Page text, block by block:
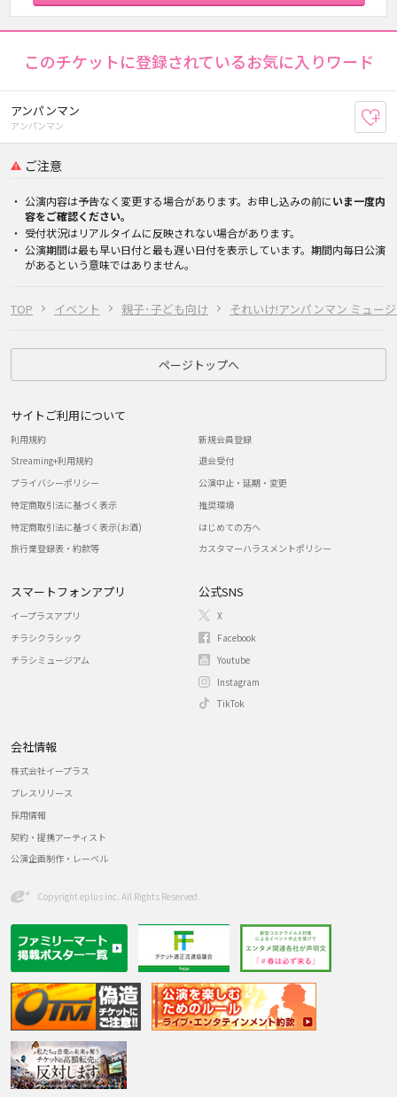
TOP イベント 親子･子ども向け それいけ!アンパンマン ミュー
このチケットに登録されているお気に入りワード
アンパンマン
アンパンマン
ご注意
公演内容は予告なく変更する場合があります。お申し込みの前にいま一度内
容をご確認ください。
受付状況はリアルタイムに反映されない場合があります。
公演期間は最も早い日付と最も遅い日付を表示しています。期間内毎日公演
があるという意味ではありません。
ページトップへ
サイトご利用について
利用規約
Streaming+利用規約
プライバシーポリシー
特定商取引法に基づく表示
特定商取引法に基づく表示(お酒)
旅行業登録表・約款等
新規会員登録
退会受付
公演中止・延期・変更
推奨環境
はじめての方へ
カスタマーハラスメントポリシー
スマートフォンアプリ
イープラスアプリ
チラシクラシック
チラシミュージアム
公式SNS
X
Facebook
Youtube
Instagram
TikTok
会社情報
株式会社イープラス
プレスリリース
採用情報
契約・提携アーティスト
公演企画制作・レーベル
Copyright eplus inc. All Rights Reserved.